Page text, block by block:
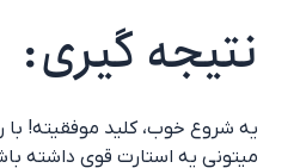
نتیجه گیری:
میتونی یه استارت قوی داشته